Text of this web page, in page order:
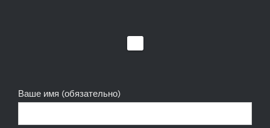
Ваше имя (обязательно)